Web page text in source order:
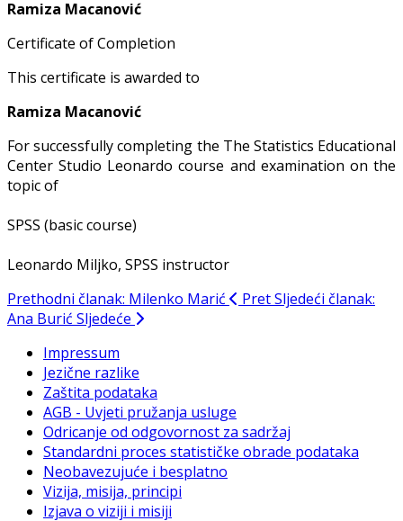
Ramiza Macanović
Certificate of Completion
This certificate is awarded to
Ramiza Macanović
For successfully completing the The Statistics Educational
Center Studio Leonardo course and examination on the
topic of
SPSS (basic course)
Leonardo Miljko, SPSS instructor
Prethodni članak: Milenko Marić
PretSljedeći članak:
Ana Burić Sljedeće
Impressum
Jezične razlike
Zaštita podataka
AGB - Uvjeti pružanja usluge
Odricanje od odgovornost za sadržaj
Standardni proces statističke obrade podataka
Neobavezujuće i besplatno
Vizija, misija, principi
Izjava o viziji i misiji